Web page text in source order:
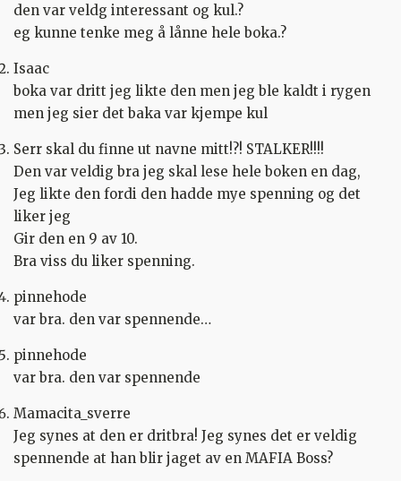
den var veldg interessant og kul.?
eg kunne tenke meg å lånne hele boka.?
Isaac
boka var dritt jeg likte den men jeg ble kaldt i rygen
men jeg sier det baka var kjempe kul
Serr skal du finne ut navne mitt!?! STALKER!!!!
Den var veldig bra jeg skal lese hele boken en dag,
Jeg likte den fordi den hadde mye spenning og det
liker jeg
Gir den en 9 av 10.
Bra viss du liker spenning.
pinnehode
var bra. den var spennende…
pinnehode
var bra. den var spennende
Mamacita_sverre
Jeg synes at den er dritbra! Jeg synes det er veldig
spennende at han blir jaget av en MAFIA Boss?